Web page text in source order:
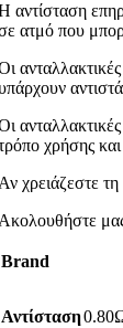
αντίσταση
ατμό που
χρήσης
χρειάζεστε
Brand
Αντίσταση